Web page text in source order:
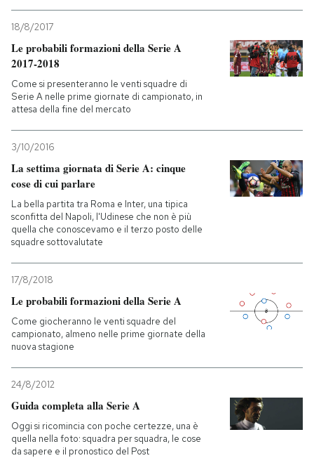
18/8/2017
Le probabili formazioni della Serie A
2017-2018
Come si presenteranno le venti squadre di
Serie A nelle prime giornate di campionato, in
attesa della fine del mercato
3/10/2016
La settima giornata di Serie A: cinque
cose di cui parlare
La bella partita tra Roma e Inter, una tipica
sconfitta del Napoli, l'Udinese che non è più
quella che conoscevamo e il terzo posto delle
squadre sottovalutate
17/8/2018
Le probabili formazioni della Serie A
Come giocheranno le venti squadre del
campionato, almeno nelle prime giornate della
nuova stagione
24/8/2012
Guida completa alla Serie A
Oggi si ricomincia con poche certezze, una è
quella nella foto: squadra per squadra, le cose
da sapere e il pronostico del Post